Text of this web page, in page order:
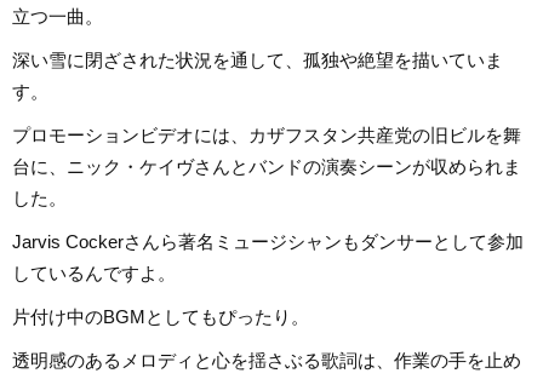
立つ一曲。
深い雪に閉ざされた状況を通して、孤独や絶望を描いていま
す。
プロモーションビデオには、カザフスタン共産党の旧ビルを舞
台に、ニック・ケイヴさんとバンドの演奏シーンが収められま
した。
Jarvis Cockerさんら著名ミュージシャンもダンサーとして参加
しているんですよ。
片付け中のBGMとしてもぴったり。
透明感のあるメロディと心を揺さぶる歌詞は、作業の手を止め